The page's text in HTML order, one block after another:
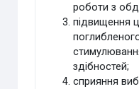
роботи з
підвищення
здібностей;
сприяння